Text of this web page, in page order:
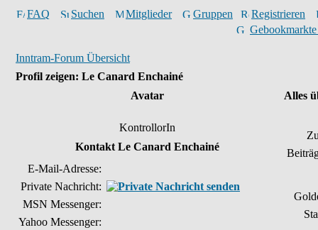
FAQ Suchen Mitglieder Gruppen
Registrieren
Inntram-Forum Übersicht
Profil zeigen: Le Canard Enchainé
Avatar
Alles
KontrollorIn
Kontakt Le Canard Enchainé
E-Mail-Adresse:
Private Nachricht:
MSN Messenger:
Yahoo Messenger: